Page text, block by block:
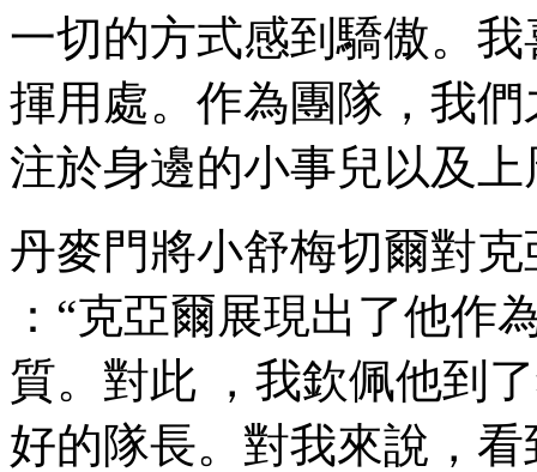
一切的方式感到驕傲。
揮用處 。作為團隊，
注於身邊的小事兒以及上周
丹麥門將小舒梅切爾對克
：“克亞爾展現出了他
質 。對此 ，我欽佩他
好的隊長 。對我來說